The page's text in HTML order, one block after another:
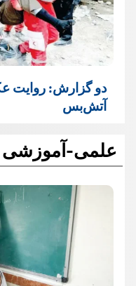
دو گزارش: روایت
آتش‌بس
علمی-آموزشی